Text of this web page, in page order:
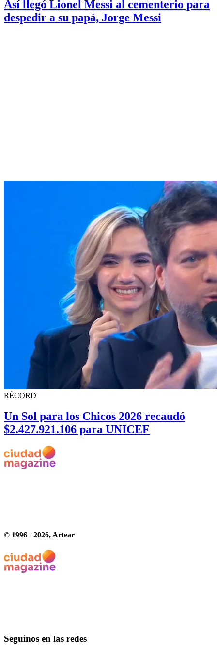
Así llegó Lionel Messi al cementerio para
despedir a su papá, Jorge Messi
RÉCORD
Un Sol para los Chicos 2026 recaudó
$2.427.921.106 para UNICEF
© 1996 - 2026, Artear
Seguinos en las redes